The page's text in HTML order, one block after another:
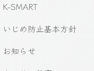
K-SMART
いじめ防止基本方針
お知らせ